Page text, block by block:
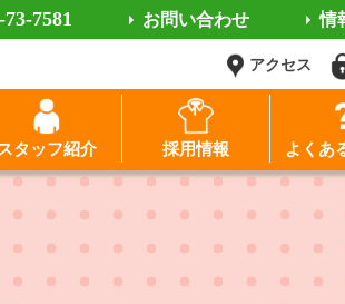
7581 お問い合わせ 情
アクセス
タッフ紹介 採用情報 よくあ